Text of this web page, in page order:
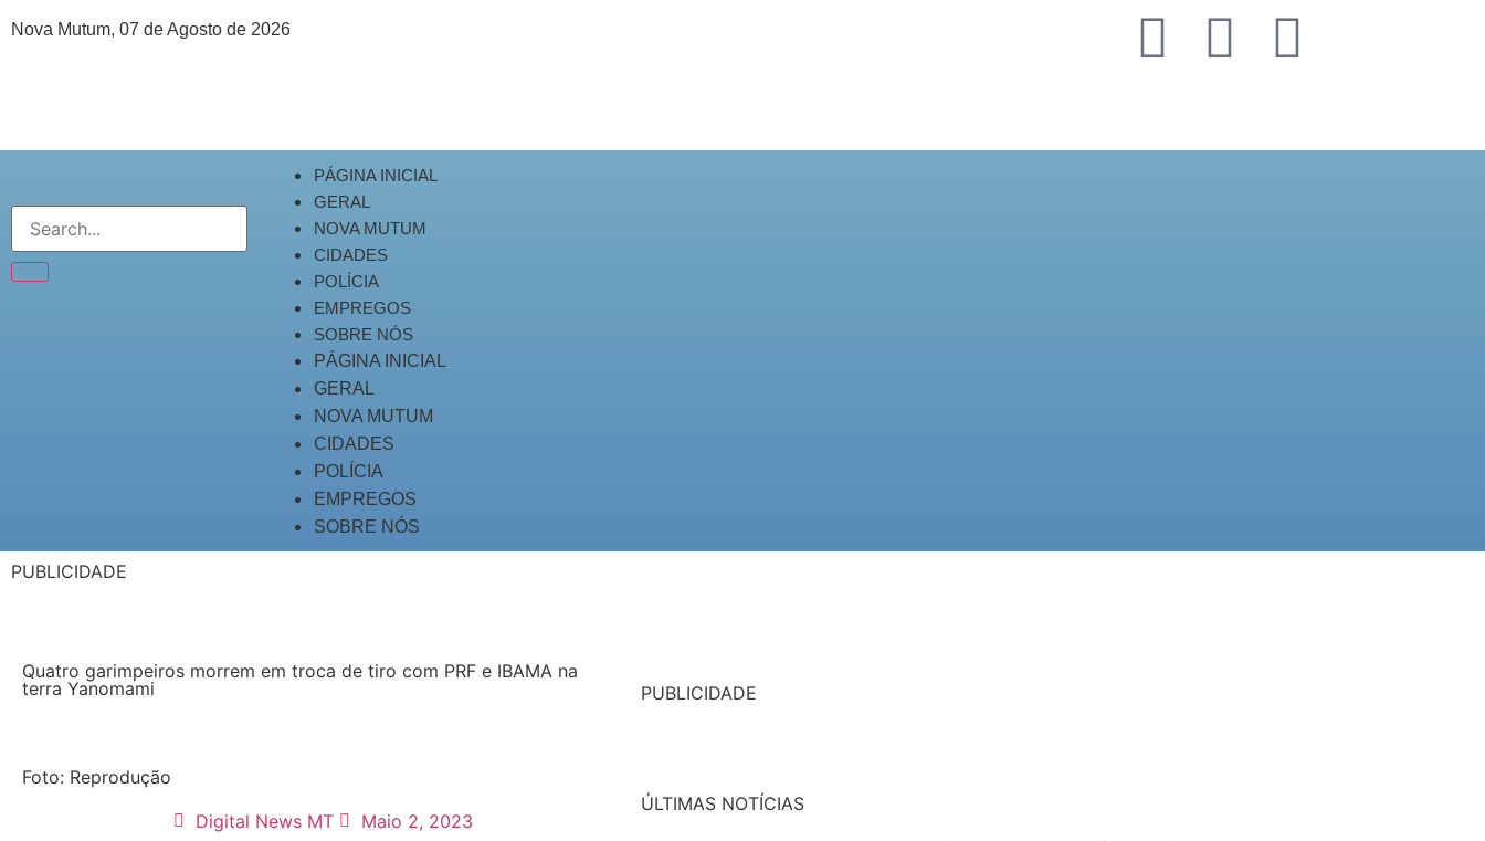
Nova Mutum, 07 de Agosto de 2026
PÁGINA INICIAL
GERAL
NOVA MUTUM
CIDADES
POLÍCIA
EMPREGOS
SOBRE NÓS
PÁGINA INICIAL
GERAL
NOVA MUTUM
CIDADES
POLÍCIA
EMPREGOS
SOBRE NÓS
PUBLICIDADE
Quatro garimpeiros morrem em troca de tiro com PRF e IBAMA na
terra Yanomami
Foto: Reprodução
Digital News MT
Maio 2, 2023
PUBLICIDADE
ÚLTIMAS NOTÍCIAS